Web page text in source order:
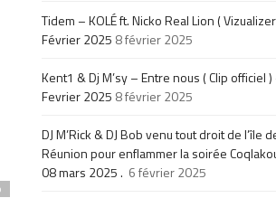
Tidem – KOLÉ ft. Nicko Real Lion (
Février 2025 8 février 2025
Kent1 & Dj M’sy – Entre nous ( Clip officiel )
Fevrier 2025 8 février 2025
DJ M’Rick & DJ Bob venu tout droit de l’île
Réunion pour enflammer la soirée
08 mars 2025 . 6 février 2025